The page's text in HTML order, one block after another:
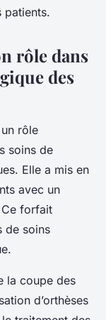
patients.
rôle dans
des
rôle
soins de
Elle a mis en
avec un
forfait
de soins
la coupe des
d’orthèses